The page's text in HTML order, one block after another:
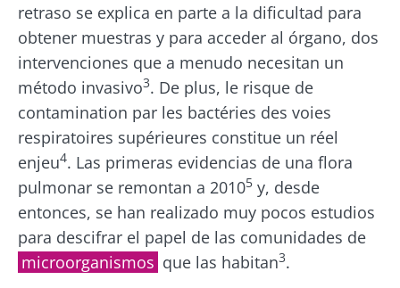
retraso se explica en parte a la dificultad para
obtener muestras y para acceder al órgano, dos
intervenciones que a menudo necesitan un
método invasivo3. De plus, le risque de
contamination par les bactéries des voies
respiratoires supérieures constitue un réel
enjeu4. Las primeras evidencias de una flora
pulmonar se remontan a 20105 y, desde
entonces, se han realizado muy pocos estudios
para descifrar el papel de las comunidades de
microorganismos que las habitan3.